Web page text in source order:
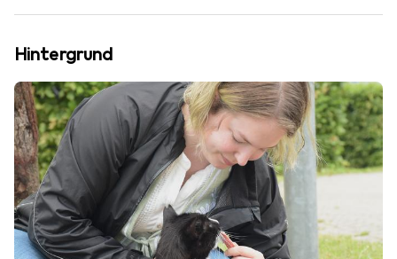
Hintergrund